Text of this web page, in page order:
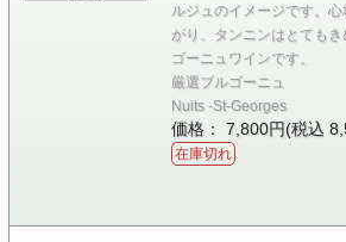
ルジュのイメージです。
がり、タンニンはとても
ゴーニュワインです。
厳選ブルゴーニュ
Nuits -St-Georges
価格： 7,800円(税込
在庫切れ